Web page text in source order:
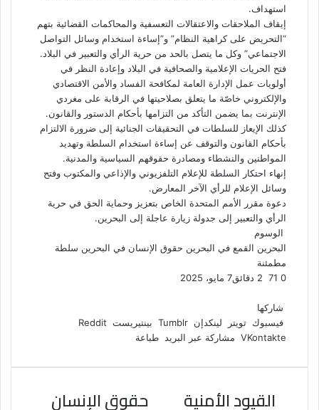
استهداف.
إيقاف الملاحقات والاعتقالات التعسفية والمحاكمات القضائية بتهم
“التحريض على كراهية النظام” و”إساءة استخدام وسائل التواصل
الاجتماعي” وكل ما يتصل بالحد من حرية الرأي والتعبير في البلاد.
فتح الحريات الإعلامية والصحافية في البلاد وإعادة النظر في
أولويات عمل الإدارة العامة لمكافحة الفساد والأمن الاقتصادي
والإلكتروني خاصّة ما يتعلق بصلاحيتها في الرقابة على مغردي
الإنترنت بما يضمن التأكد من التزامها بأحكام الدستور والقانون.
كذلك الإيعاز للسلطات في التحقيقات الجنائية إلى ضرورة الالتزام
بأحكام القانون والتوقف عن إساءة استخدام السلطة وتهديد
المواطنين والنشطاء ومصادرة حقوقهم السياسية والمدنية.
إنهاء احتكار السلطة للإعلام التلفزيوني والإذاعي والمكتوب وفتح
وسائل الإعلام للرأي الآخر المعارض.
دعوة مقرر الأمم المتحدة الخاص بتعزيز وحماية الحق في حرية
الرأي والتعبير إلى جدولة زيارة عاجلة إلى البحرين.
الوسوم
البحرين القمع في البحرين حقوق الإنسان في البحرين سلطة
مطمئنة
7 مايو، 2025
0
ي
س
ب
ك
و
ي
ت
ي
ن
ك
إ
T
u
m
l
ي
ن
ت
ر
س
R
e
d
i
ا
ت
س
ب
شاركها
فيسبوك تويتر لينكدإن بينتيريست
مشاركة عبر البريد طباعة
حقوق الإنسان القيود الأمنية